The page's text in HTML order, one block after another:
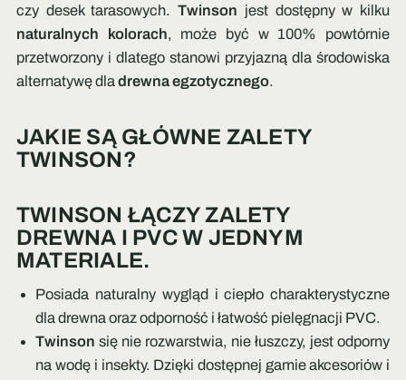
czy desek tarasowych.Twinson jest dostępny w kilku
naturalnych kolorach, może być w 100% powtórnie
przetworzony i dlatego stanowi przyjazną dla środowiska
alternatywę dla drewna egzotycznego.
JAKIE SĄ GŁÓWNE ZALETY
TWINSON?
TWINSON ŁĄCZY ZALETY
DREWNA I PVC W JEDNYM
MATERIALE.
Posiada naturalny wygląd i ciepło charakterystyczne
dla drewna oraz odporność i łatwość pielęgnacji PVC.
Twinson się nie rozwarstwia, nie łuszczy, jest odporny
na wodę i insekty. Dzięki dostępnej gamie akcesoriów i